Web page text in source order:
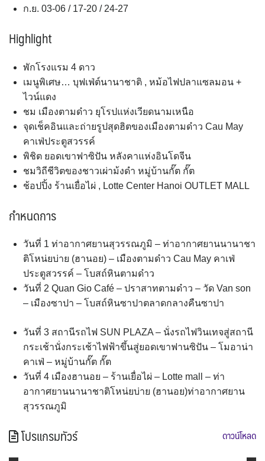
ก.ย. 03-06 / 17-20 / 24-27
Highlight
พักโรงแรม 4 ดาว
เมนูพิเศษ… บุฟเฟ่ต์นานาชาติ , หม้อไฟปลาแซลมอน +
ไวน์แดง
ชม เมืองตามด๋าว ยุโรปแห่งเวียดนามเหนือ
จุดเช็คอินและถ่ายรูปสุดฮิตของเมืองตามด๋าว Cau May
คาเฟ่ประตูสวรรค์
พิชิต ยอดเขาฟาซิปัน หลังคาแห่งอินโดจีน
ชมวิถีชีวิตของชาวเผ่าม้งดำ หมู่บ้านกั๊ต กั๊ต
ช้อปปิ้ง ร้านเยื่อไผ่ , Lotte Center Hanoi OUTLET MALL
กำหนดการ
วันที่ 1 ท่าอากาศยานสุวรรณภูมิ – ท่าอากาศยานนานาชา
ติโหน่ยบ่าย (ฮานอย) – เมืองตามด๋าว Cau May คาเฟ่
ประตูสวรรค์ – โบสถ์หินตามด๋าว
วันที่ 2 Quan Gio Café – ปราสาทตามด๋าว – วัด Van son
– เมืองซาปา – โบสถ์หินซาปาตลาดกลางคืนซาปา
วันที่ 3 สถานีรถไฟ SUN PLAZA – นั่งรถไฟวินเทจสู่สถานี
กระเช้านั่งกระเช้าไฟฟ้าขึ้นสู่ยอดเขาฟานซิปัน – โมอาน่า
คาเฟ่ – หมู่บ้านกั๊ต กั๊ต
วันที่ 4 เมืองฮานอย – ร้านเยื่อไผ่ – Lotte mall – ท่า
อากาศยานนานาชาติโหน่ยบ่าย (ฮานอย)ท่าอากาศยาน
สุวรรณภูมิ
โปรแกรมทัวร์ ดาวน์โหลด